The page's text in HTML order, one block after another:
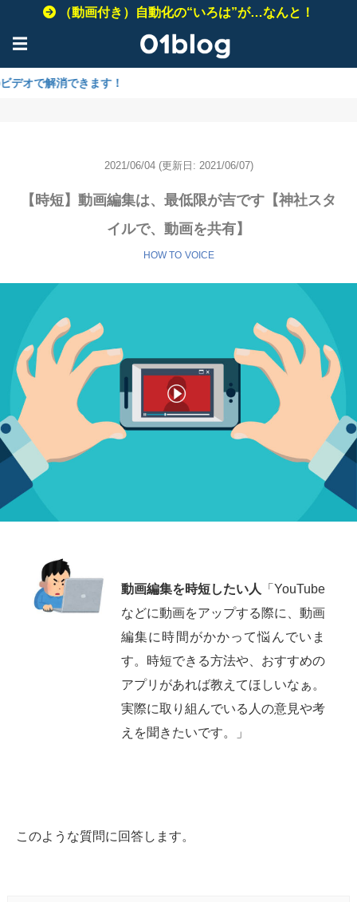
（動画付き）自動化の“いろは”が…なんと！
☰
できます！
2021/06/04 (更新日: 2021/06/07)
【時短】動画編集は、最低限が吉です【神社スタ
イルで、動画を共有】
HOW TO VOICE
動画編集を時短したい人
「YouTube
などに動画をアップする際に、動画
編集に時間がかかって悩んでいま
す。時短できる方法や、おすすめの
アプリがあれば教えてほしいなぁ。
実際に取り組んでいる人の意見や考
えを聞きたいです。」
このような質問に回答します。